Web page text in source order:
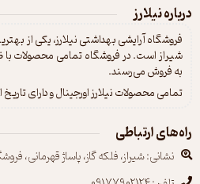
درباره نیلارز
فروشگاه آرایشی بهداشتی نیلارز، یکی از
شیراز است. در فروشگاه تمامی محصولات
به فروش می‌رسند.
تمامی محصولات نیلارز اورجینال و دارای
راه‌های ارتباطی
نشانی: شیراز، فلکه گاز، پاساژ قهرمانی،